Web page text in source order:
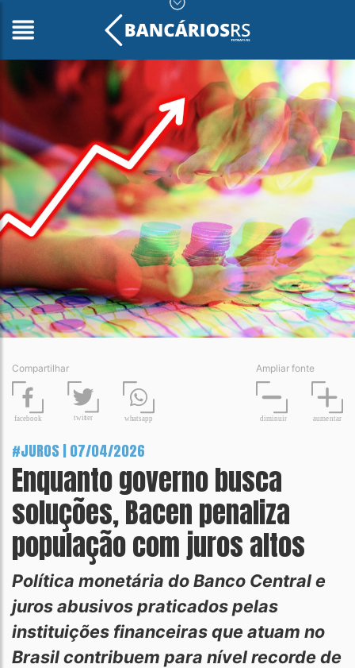
Compartilhar
facebook twitter whatsapp
Ampliar fonte
diminuir aumentar
#JUROS | 07/04/2026
Enquanto governo busca
soluções, Bacen penaliza
população com juros altos
Política monetária do Banco Central e
juros abusivos praticados pelas
instituições financeiras que atuam no
Brasil contribuem para nível recorde de